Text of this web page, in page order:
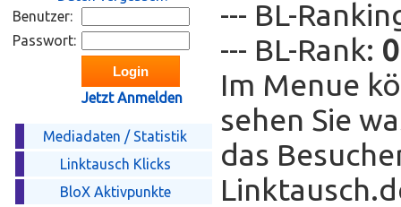
Benutzer:
Passwort:
Jetzt Anmelden
Mediadaten / Statistik
Linktausch Klicks
BloX Aktivpunkte
--- BL-
--- BL-Rank: 0
Im Menue
sehen Sie
das